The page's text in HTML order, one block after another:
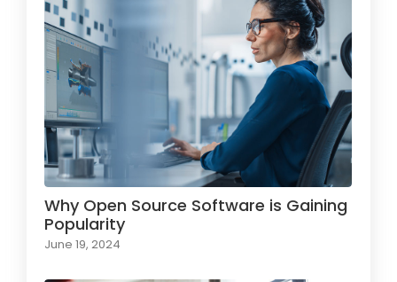
Why Open Source Software is Gaining
Popularity
June 19, 2024